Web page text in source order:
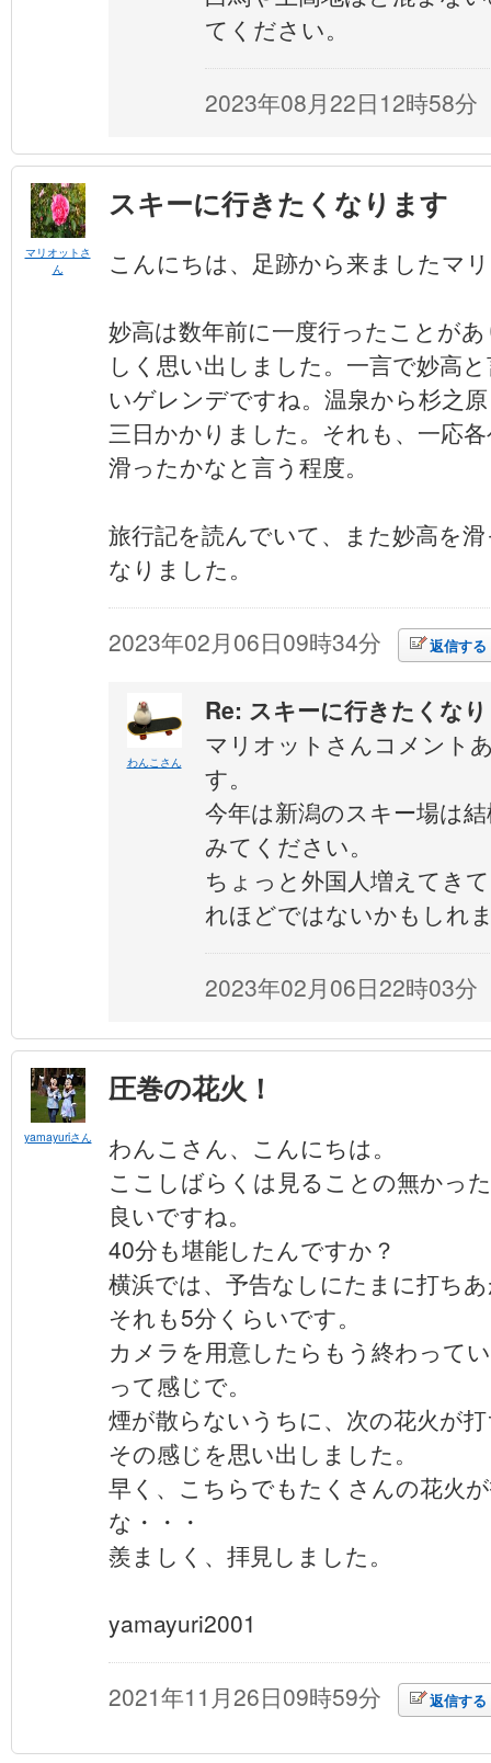
てください。
2023年08月22日12時58分
マリオットさ
ん
スキーに行きたくなります
こんにちは、足跡から来ましたマ
妙高は数年前に一度行ったことが
しく思い出しました。一言で妙高
いゲレンデですね。温泉から杉之
三日かかりました。それも、一応
滑ったかなと言う程度。
旅行記を読んでいて、また妙高を
なりました。
2023年02月06日09時34分 返信する
わんこさん
Re: スキーに行きたくな
マリオットさんコメント
す。
今年は新潟のスキー場は
みてください。
ちょっと外国人増えてき
れほどではないかもしれ
2023年02月06日22時03分
yamayuriさん
圧巻の花火！
わんこさん、こんにちは。
ここしばらくは見ることの無かっ
良いですね。
40分も堪能したんですか？
横浜では、予告なしにたまに打ち
それも5分くらいです。
カメラを用意したらもう終わって
って感じで。
煙が散らないうちに、次の花火が
その感じを思い出しました。
早く、こちらでもたくさんの花火
な・・・
羨ましく、拝見しました。
yamayuri2001
2021年11月26日09時59分 返信する